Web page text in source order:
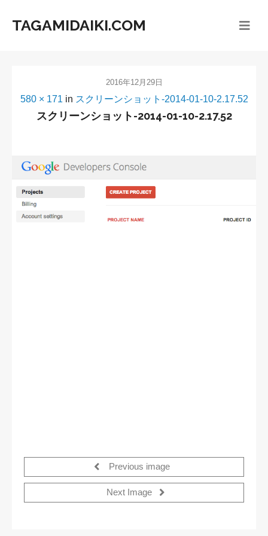
TAGAMIDAIKI.COM
2016年12月29日
580 × 171 in スクリーンショット-2014-01-10-2.17.52
スクリーンショット-2014-01-10-2.17.52
Previous image
Next Image